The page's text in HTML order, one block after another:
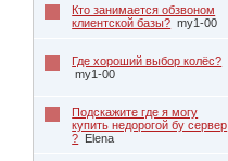
Кто занимается обзвоном
клиентской базы? my1-00
Где хороший выбор колёс?
my1-00
Подскажите где я могу
купить недорогой бу сервер
? Elena